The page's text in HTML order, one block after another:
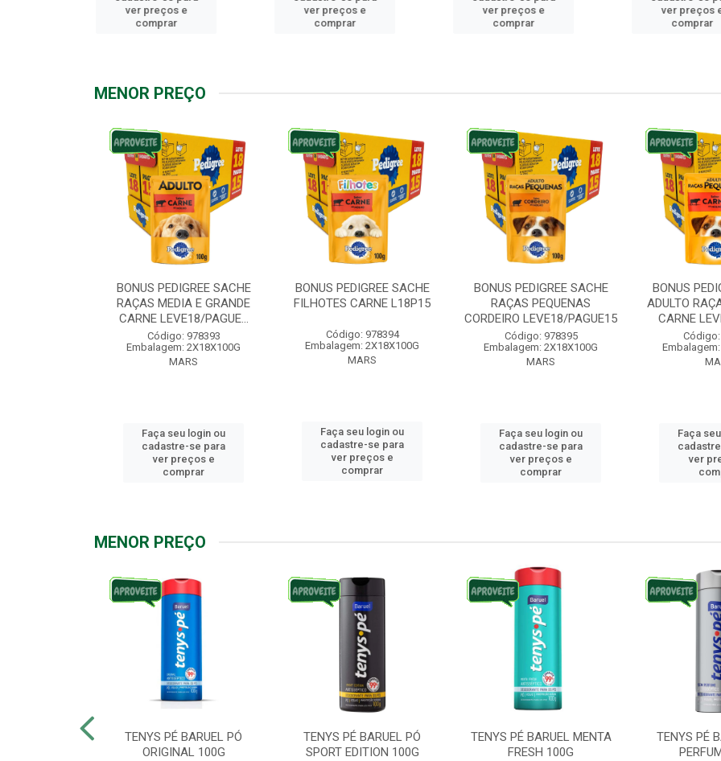
ver preços e
comprar
ver preços e
comprar
ver preços e
comprar
ver
MENOR PREÇO
BONUS PEDIGREE SACHE
RAÇAS MEDIA E GRANDE
CARNE LEVE18/PAGUE...
Código: 978393
Embalagem: 2X18X100G
MARS
Faça seu login ou
cadastre-se para
ver preços e
comprar
BONUS PEDIGREE SACHE
FILHOTES CARNE L18P15
Código: 978394
Embalagem: 2X18X100G
MARS
Faça seu login ou
cadastre-se para
ver preços e
comprar
BONUS PEDIGREE SACHE
RAÇAS PEQUENAS
CORDEIRO LEVE18/PAGUE15
Código: 978395
Embalagem: 2X18X100G
MARS
Faça seu login ou
cadastre-se para
ver preços e
comprar
BONUS
ADULTO
CARNE
Código:
Faça
ver
MENOR PREÇO
TENYS PÉ BARUEL PÓ
ORIGINAL 100G
TENYS PÉ BARUEL PÓ
SPORT EDITION 100G
TENYS PÉ BARUEL MENTA
FRESH 100G
TENYS PÉ